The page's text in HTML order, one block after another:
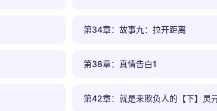
第34章：故事九：拉开距离
第38章：真情告白1
第42章：就是来欺负人的【下】灵